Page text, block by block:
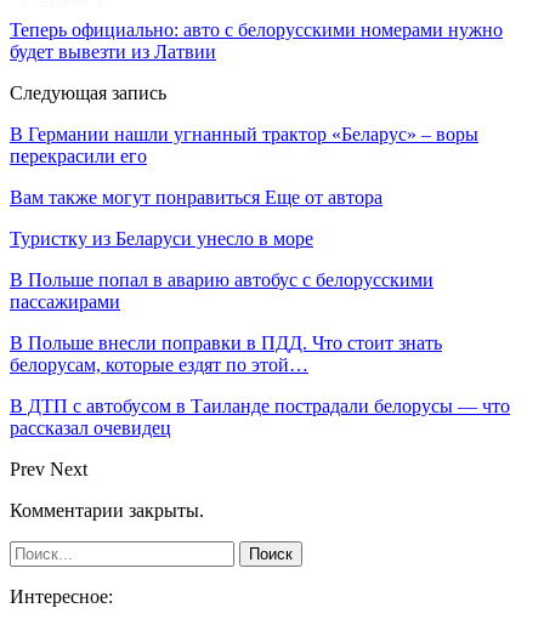
Теперь официально: авто с белорусскими номерами нужно
будет вывезти из Латвии
Следующая запись
В Германии нашли угнанный трактор «Беларус» – воры
перекрасили его
Вам также могут понравиться Еще от автора
Туристку из Беларуси унесло в море
В Польше попал в аварию автобус с белорусскими
пассажирами
В Польше внесли поправки в ПДД. Что стоит знать
белорусам, которые ездят по этой…
В ДТП с автобусом в Таиланде пострадали белорусы — что
рассказал очевидец
Prev Next
Комментарии закрыты.
Интересное: